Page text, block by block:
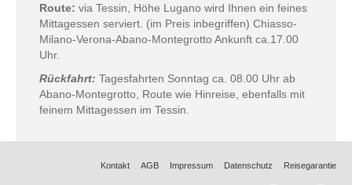
Route: via Tessin, Höhe Lugano wird Ihnen ein feines
Mittagessen serviert. (im Preis inbegriffen) Chiasso-
Milano-Verona-Abano-Montegrotto Ankunft ca.17.00
Uhr.
Rückfahrt: Tagesfahrten Sonntag ca. 08.00 Uhr ab
Abano-Montegrotto, Route wie Hinreise, ebenfalls mit
feinem Mittagessen im Tessin.
Kontakt AGB Impressum Datenschutz Reisegarantie